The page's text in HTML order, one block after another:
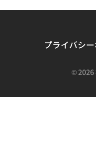
プライバシ
©2026